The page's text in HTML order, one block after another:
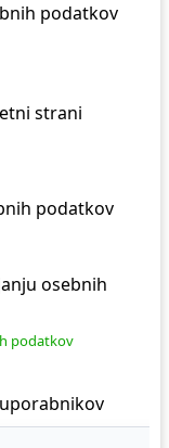
podatkov
strani
podatkov
osebnih
podatkov